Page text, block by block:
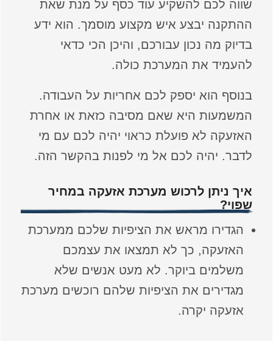
שווה לכם להשקיע עוד כסף על מנת שאת
ההתקנה יבצע איש מקצוע מוסמך. הוא ידע
בדיוק מה נכון עבורכם, והיכן הכי כדאי
להעמיד את המערכת כולה.
בנוסף הוא יספק לכם אחריות על העבודה.
המשמעות היא שאם מסיבה כזאת או אחרת
האזעקה לא פועלת כראוי יהיה לכם עם מי
לדבר. יהיה לכם אל מי לפנות בהקשר הזה.
איך ניתן לרכוש מערכת אזעקה במחיר
שפוי?
הגדירו מראש את הציפיות שלכם ממערכת
האזעקה, כך לא תמצאו את עצמכם
משלמים ביוקר. לא מעט אנשים שלא
מגדירים את הציפיות שלהם רוכשים מערכת
אזעקה יקרה.